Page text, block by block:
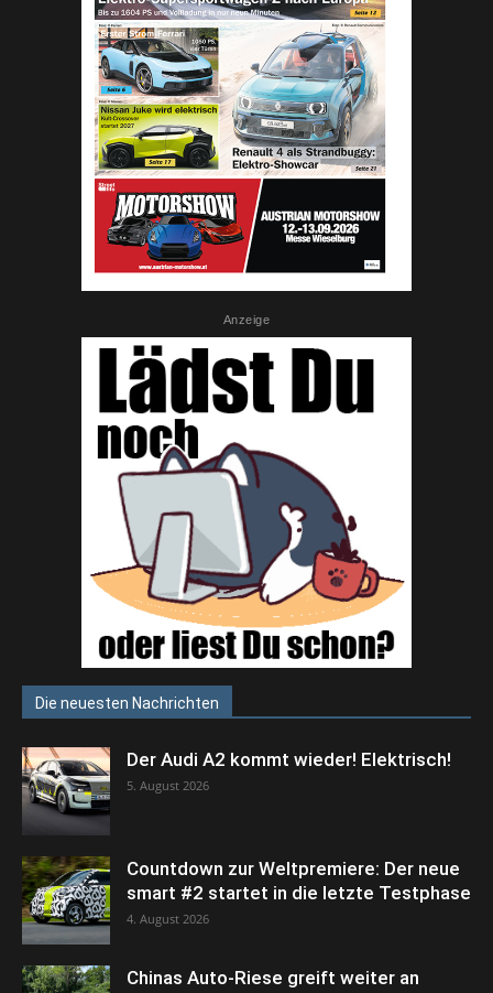
Anzeige
Die neuesten Nachrichten
Der Audi A2 kommt wieder! Elektrisch!
5. August 2026
Countdown zur Weltpremiere: Der neue
smart #2 startet in die letzte Testphase
4. August 2026
Chinas Auto-Riese greift weiter an